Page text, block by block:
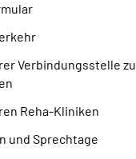
Verbindungsstelle
Reha-Kliniken
und Sprechtage